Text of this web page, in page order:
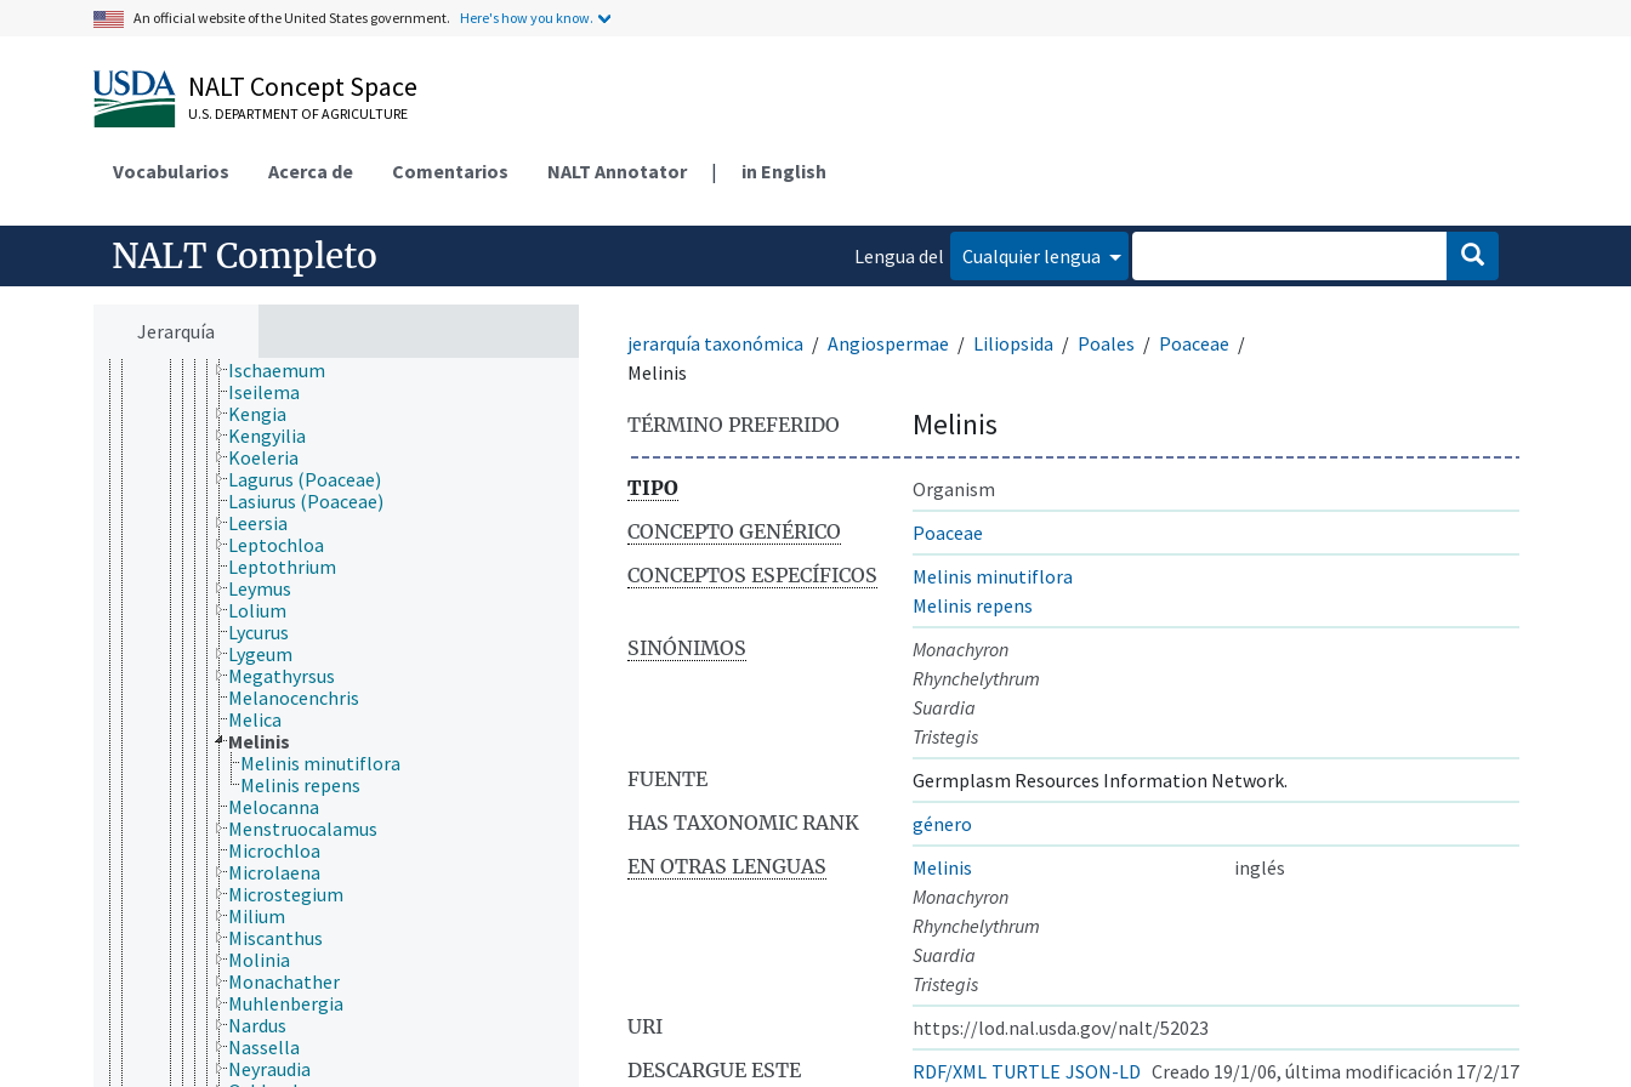
An official website of the United States government. Here's how you know.
NALT Concept Space
U.S. DEPARTMENT OF AGRICULTURE
Vocabularios Acerca de Comentarios NALT Annotator | in English
NALT Completo
Lengua del
Cualquier lengua
Jerarquía
Guadua
Hemarthria
Hesperostipa
Hilaria
Hordeum
Hymenachne
Hyparrhenia
Imperata
Ischaemum
Iseilema
Kengia
Kengyilia
Koeleria
Lagurus (Poaceae)
Lasiurus (Poaceae)
Leersia
Leptochloa
Leptothrium
Leymus
Lolium
Lycurus
Lygeum
Megathyrsus
Melanocenchris
Melica
Melinis
Melinis minutiflora
Melinis repens
Melocanna
Menstruocalamus
Microchloa
Microlaena
Microstegium
Milium
Miscanthus
Molinia
Monachather
Muhlenbergia
Nardus
Nassella
Neyraudia
jerarquía taxonómica Angiospermae Liliopsida Poales
Poaceae
Melinis
TÉRMINO PREFERIDO Melinis
TIPO
Organism
CONCEPTO GENÉRICO
Poaceae
CONCEPTOS ESPECÍFICOS
Melinis minutiflora
Melinis repens
SINÓNIMOS
Monachyron
Rhynchelythrum
Suardia
Tristegis
FUENTE
Germplasm Resources Information Network.
HAS TAXONOMIC RANK
género
EN OTRAS LENGUAS
Melinis
inglés
Monachyron
Rhynchelythrum
Suardia
Tristegis
URI
https://lod.nal.usda.gov/nalt/52023
DESCARGUE ESTE
RDF/XML TURTLE JSON-LD Creado 19/1/06, última modificación 17/2/17